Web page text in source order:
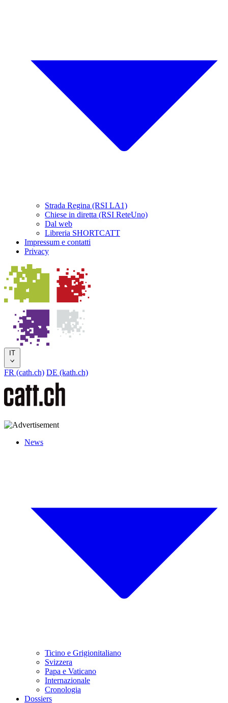
Strada Regina (RSI LA1)
Chiese in diretta (RSI ReteUno)
Dal web
Libreria SHORTCATT
Impressum e contatti
Privacy
IT
FR (cath.ch) DE (kath.ch)
News
Ticino e Grigionitaliano
Svizzera
Papa e Vaticano
Internazionale
Cronologia
Dossiers